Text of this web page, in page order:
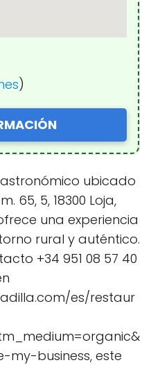
)
ubicado
65, 5, 18300 Loja,
una experiencia
rural y auténtico.
+34 951 08 57 40
es/restaur
business, este